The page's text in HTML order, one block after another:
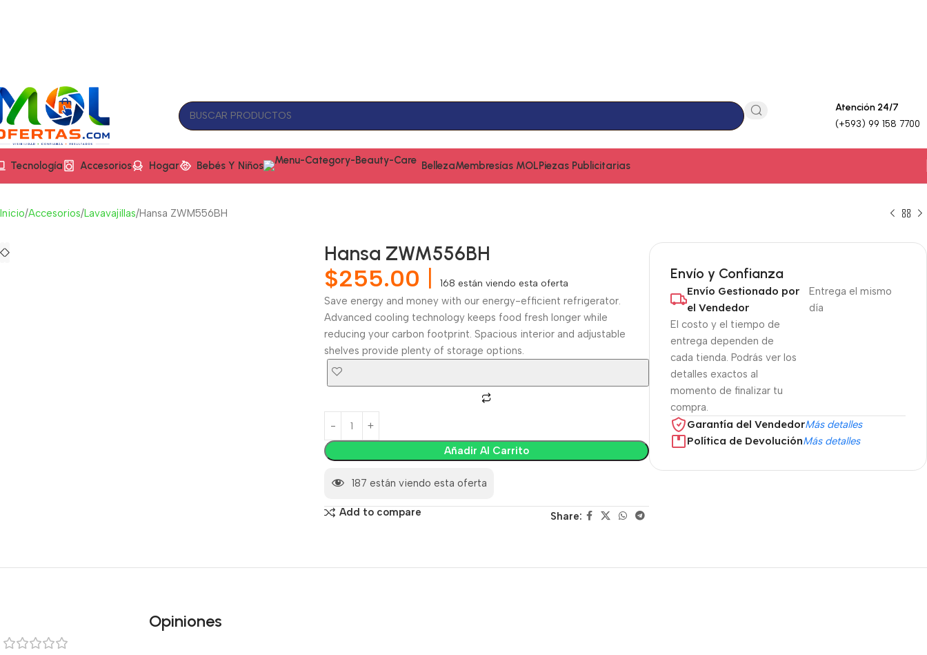
Atención 24/7
(+593) 99 158 7700
Tecnología Accesorios Hogar Bebés Y Niños BellezaMembresías MOLPiezas Publicitarias
Inicio Accesorios Lavavajillas Hansa ZWM556BH
Hansa ZWM556BH
$255.00 |168 están viendo esta oferta
Save energy and money with our energy-efficient refrigerator.
Advanced cooling technology keeps food fresh longer while
reducing your carbon footprint. Spacious interior and adjustable
shelves provide plenty of storage options.
Añadir Al Carrito
187 están viendo esta oferta
Add to compare Share:
Envío y Confianza
Envío Gestionado por
el Vendedor
El costo y el tiempo de
entrega dependen de
cada tienda. Podrás ver los
detalles exactos al
momento de finalizar tu
compra.
Entrega el mismo
día
Garantía del VendedorMás detalles
Política de DevoluciónMás detalles
Opiniones